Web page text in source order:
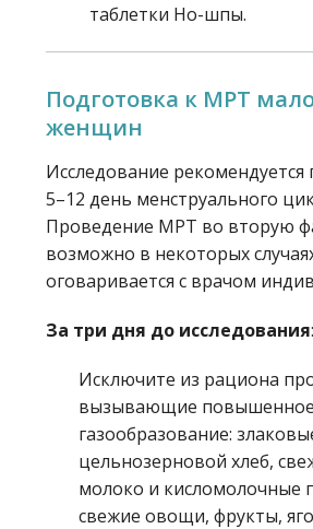
таблетки Но-шпы.
Подготовка к МРТ
женщин
Исследование
5–12 день менструального
Проведение МРТ во вторую
возможно в некоторых
оговаривается с врачом
За три дня до исследования:
Исключите из рациона
вызывающие повышенное
газообразование:
цельнозерновой хлеб,
молоко и кисломолочные
свежие овощи, фрукты,